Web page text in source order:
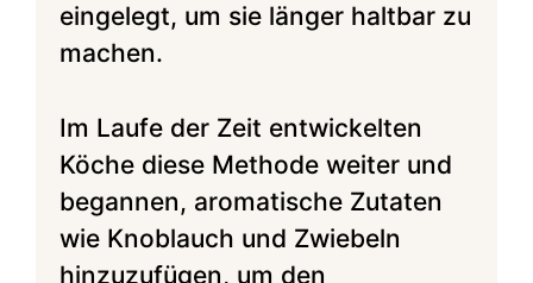
eingelegt, um sie länger haltbar zu
machen.
Im Laufe der Zeit entwickelten
Köche diese Methode weiter und
begannen, aromatische Zutaten
wie Knoblauch und Zwiebeln
hinzuzufügen, um den